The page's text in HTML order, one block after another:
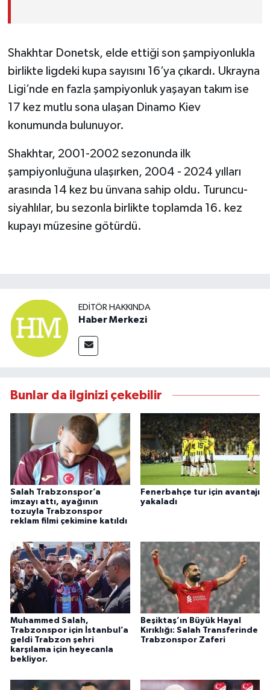
Shakhtar Donetsk, elde ettiği son şampiyonlukla
birlikte ligdeki kupa sayısını 16’ya çıkardı. Ukrayna
Ligi’nde en fazla şampiyonluk yaşayan takım ise
17 kez mutlu sona ulaşan Dinamo Kiev
konumunda bulunuyor.
Shakhtar, 2001-2002 sezonunda ilk
şampiyonluğuna ulaşırken, 2004 - 2024 yılları
arasında 14 kez bu ünvana sahip oldu. Turuncu-
siyahlılar, bu sezonla birlikte toplamda 16. kez
kupayı müzesine götürdü.
EDITÖR HAKKINDA
Haber Merkezi
Bunlar da ilginizi çekebilir
Salah Trabzonspor’a
imzayı attı, ayağının
tozuyla Trabzonspor
reklam filmi çekimine katıldı
Fenerbahçe tur için avantajı
yakaladı
Muhammed Salah,
Trabzonspor için İstanbul’a
geldi Trabzon şehri
karşılama için heyecanla
bekliyor.
Beşiktaş’ın Büyük Hayal
Kırıklığı: Salah Transferinde
Trabzonspor Zaferi